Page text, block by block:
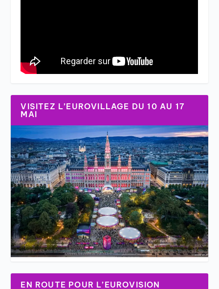
VISITEZ L’EUROVILLAGE DU 10 AU 17
MAI
EN ROUTE POUR L’EUROVISION